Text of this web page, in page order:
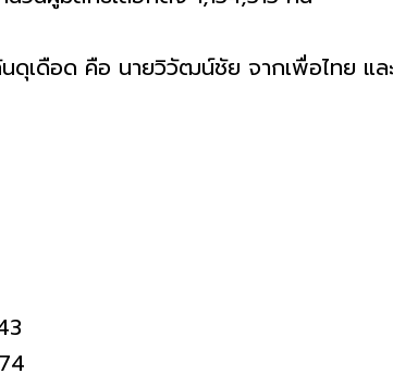
เดือด คือ นายวิวัฒน์ชัย จากเพื่อไทย แล